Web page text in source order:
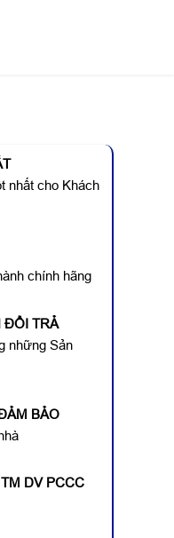
nhất cho Khách
chính hãng
ĐỔI TRẢ
những Sản
BẢO
DV PCCC